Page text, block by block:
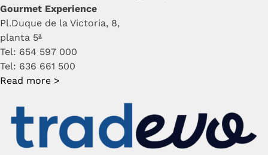
Gourmet Experience
Pl.Duque de la Victoria, 8,
planta 5ª
Tel: 654 597 000
Tel: 636 661 500
Read more >